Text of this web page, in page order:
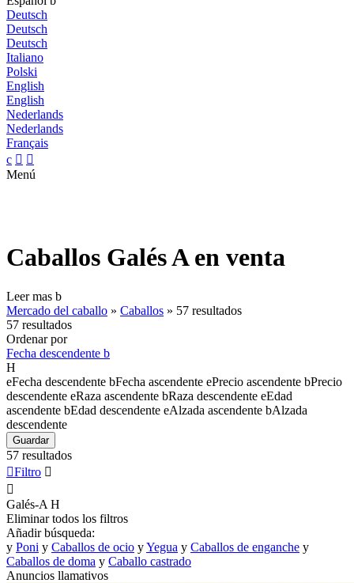
Deutsch
Deutsch
Deutsch
Italiano
Polski
English
English
Nederlands
Nederlands
Français
c  
Menú
Caballos Galés A en venta
Leer mas b
Mercado del caballo » Caballos » 57 resultados
57 resultados
Ordenar por
Fecha descendente b
H
eFecha descendente bFecha ascendente ePrecio ascendente bPrecio
descendente eRaza ascendente bRaza descendente eEdad
ascendente bEdad descendente eAlzada ascendente bAlzada
descendente
Guardar
57 resultados
Filtro 

Galés-A H
Eliminar todos los filtros
Añadir búsqueda:
y Poni y Caballos de ocio yYegua y Caballos de enganche y
Caballos de doma y Caballo castrado
Anuncios llamativos